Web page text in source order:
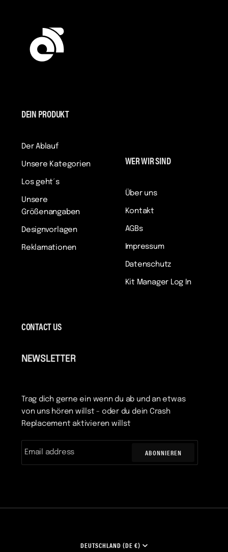
DEIN PRODUKT
Der Ablauf
Unsere Kategorien
Los geht´s
Unsere
Größenangaben
Designvorlagen
Reklamationen
WER WIR SIND
Über uns
Kontakt
AGBs
Impressum
Datenschutz
Kit Manager Log In
CONTACT US
NEWSLETTER
Trag dich gerne ein wenn du ab und an etwas
von uns hören willst - oder du dein Crash
Replacement aktivieren willst
ABONNIEREN
WÄHRUNG
DEUTSCHLAND (DE €)